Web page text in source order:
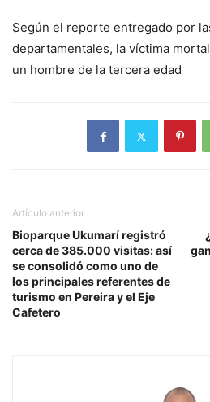
Según el reporte entregado por
departamentales, la víctima
un hombre de la tercera edad
Artículo anterior
Bioparque Ukumarí registró
cerca de 385.000 visitas: así
se consolidó como uno de
los principales referentes de
turismo en Pereira y el Eje
Cafetero